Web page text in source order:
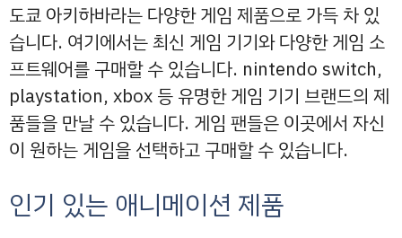
도쿄 아키하바라는 다양한 게임 제품으로 가득 차 있
습니다. 여기에서는 최신 게임 기기와 다양한 게임 소
프트웨어를 구매할 수 있습니다. nintendo switch,
playstation, xbox 등 유명한 게임 기기 브랜드의 제
품들을 만날 수 있습니다. 게임 팬들은 이곳에서 자신
이 원하는 게임을 선택하고 구매할 수 있습니다.
인기 있는 애니메이션 제품